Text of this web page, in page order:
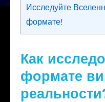
Исследуйте
формате!
Как
формате